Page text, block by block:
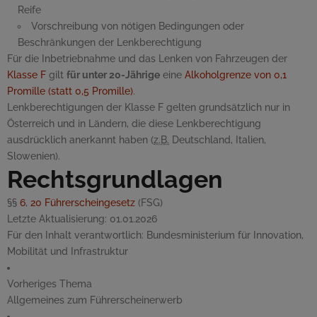
Reife
Vorschreibung von nötigen Bedingungen oder
Beschränkungen der Lenkberechtigung
Für die Inbetriebnahme und das Lenken von Fahrzeugen der
Klasse F gilt für unter 20-Jährige eine Alkoholgrenze von 0,1
Promille (statt 0,5 Promille).
Lenkberechtigungen der Klasse F gelten grundsätzlich nur in
Österreich und in Ländern, die diese Lenkberechtigung
ausdrücklich anerkannt haben (z.B. Deutschland, Italien,
Slowenien).
Rechtsgrundlagen
§§ 6, 20 Führerscheingesetz (FSG)
Letzte Aktualisierung: 01.01.2026
Für den Inhalt verantwortlich: Bundesministerium für Innovation,
Mobilität und Infrastruktur
Vorheriges Thema
Allgemeines zum Führerscheinerwerb